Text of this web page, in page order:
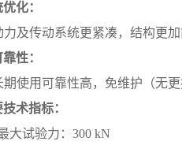
优化：
力及传动系统更紧凑，结构更
性：
期使用可靠性高，免维护（无更
术指标：
大试验力：300 kN